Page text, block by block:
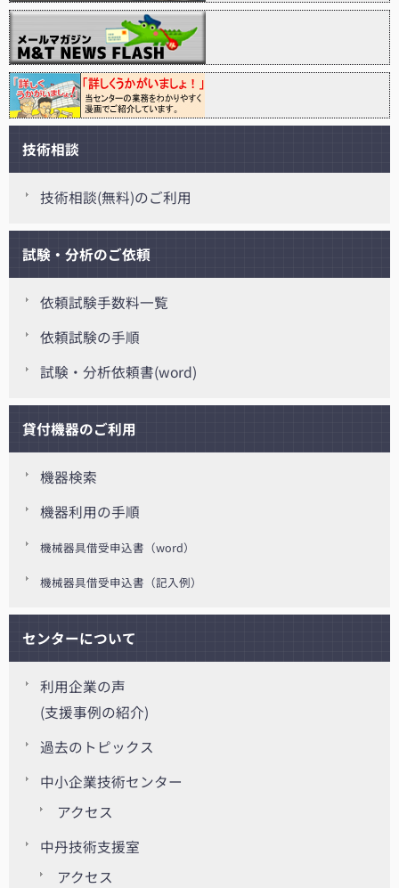
技術相談
技術相談(無料)のご利用
試験・分析のご依頼
依頼試験手数料一覧
依頼試験の手順
試験・分析依頼書(word)
貸付機器のご利用
機器検索
機器利用の手順
機械器具借受申込書（word）
機械器具借受申込書（記入例）
センターについて
利用企業の声
(支援事例の紹介)
過去のトピックス
中小企業技術センター
アクセス
中丹技術支援室
アクセス